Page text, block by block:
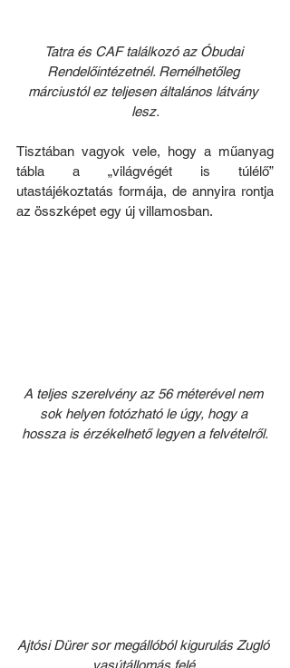
Tatra és CAF találkozó az Óbudai
Rendelőintézetnél. Remélhetőleg
márciustól ez teljesen általános látvány
lesz.
Tisztában vagyok vele, hogy a műanyag
tábla a „világvégét is túlélő”
utastájékoztatás formája, de annyira rontja
az összképet egy új villamosban.
A teljes szerelvény az 56 méterével nem
sok helyen fotózható le úgy, hogy a
hossza is érzékelhető legyen a felvételről.
Ajtósi Dürer sor megállóból kigurulás Zugló
vasútállomás felé.